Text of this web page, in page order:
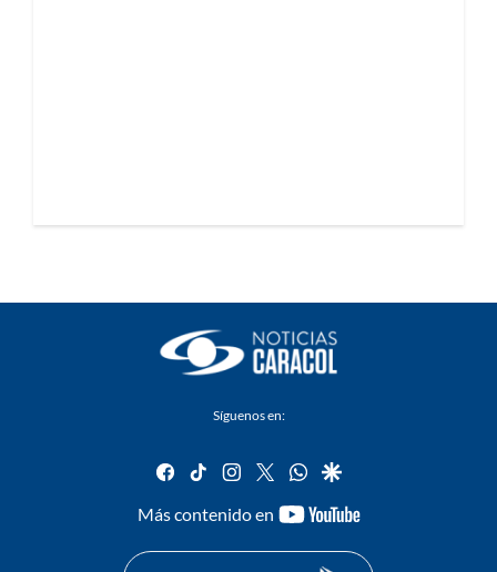
Síguenos en:
facebook
tiktok instagram
twitterwhatsapp
google
Más contenido en
youtube-